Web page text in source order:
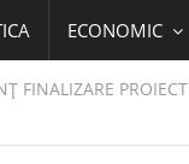
ECONOMIC
FINALIZARE